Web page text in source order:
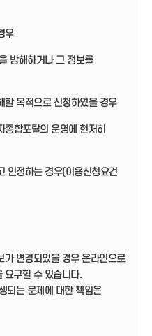
우
방해하거나 그 정보를
목적으로 신청하였을 경우
합포탈의 운영에 현저히
인정하는 경우(이용신청요건
가 변경되었을 경우 온라인으로
요구할 수 있습니다.
되는 문제에 대한 책임은